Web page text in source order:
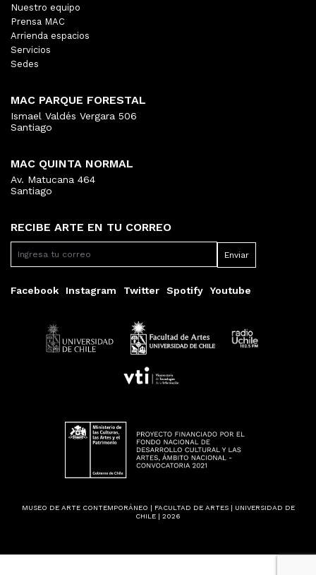
RECIBE ARTE EN TU CORREO
Facebook Instagram Twitter Spotify Youtube
Nuestro equipo
Prensa MAC
Arrienda espacios
Servicios
Sedes
MAC PARQUE FORESTAL
Ismael Valdés Vergara 506
Santiago
MAC QUINTA NORMAL
Av. Matucana 464
Santiago
MUSEO DE ARTE CONTEMPORÁNEO | FACULTAD DE ARTES | UNIVERSIDAD DE
CHILE | 2026